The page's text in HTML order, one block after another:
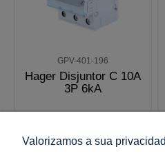
GPV-401-196
Hager Disjuntor C 10A
3P 6kA
21,36 €
Valorizamos a sua